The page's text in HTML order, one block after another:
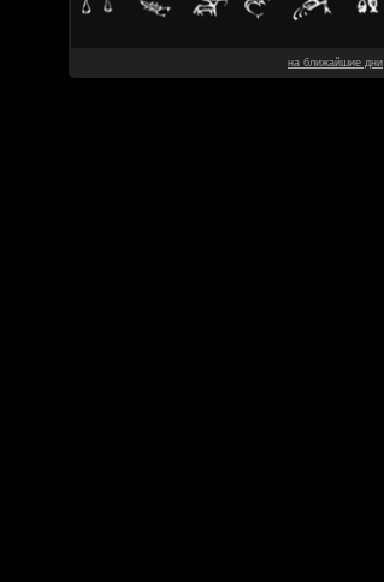
на ближайшие дни